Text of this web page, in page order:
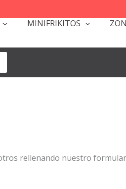
MINIFRIKITOS
rellenando nuestro